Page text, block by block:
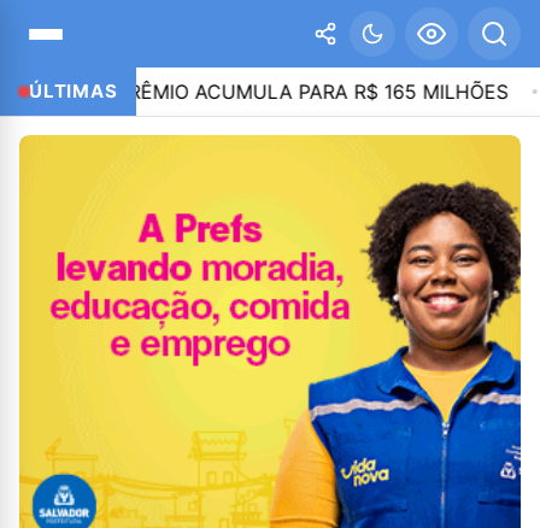
ÚLTIMAS
PRÊMIO ACUMULA PARA R$ 165 MILHÕES